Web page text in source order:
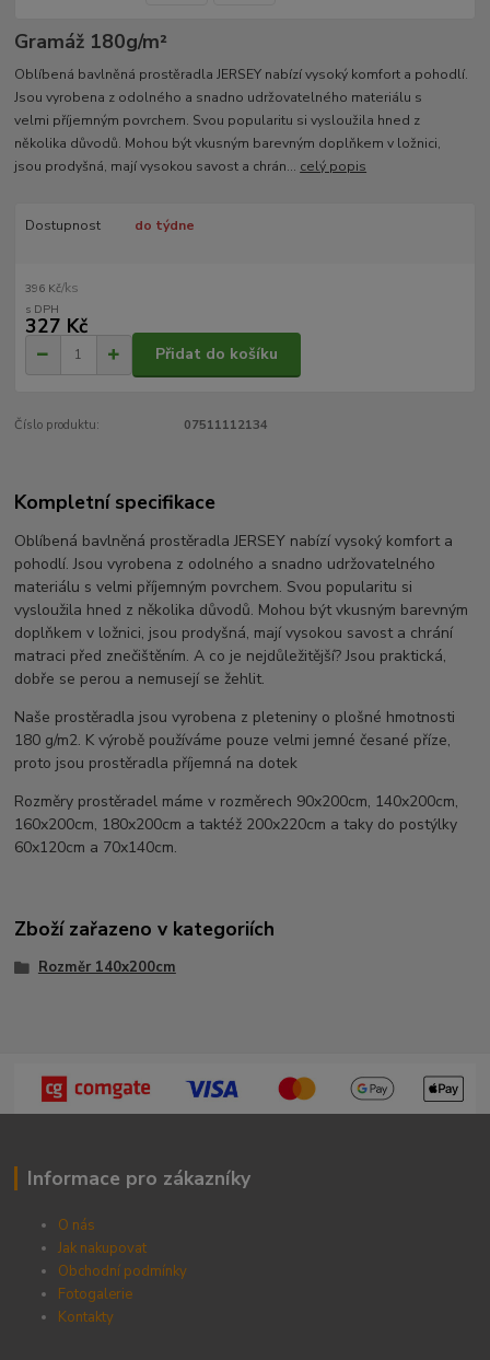
Gramáž 180g/m²­
Oblíbená bavlněná prostěradla JERSEY nabízí vysoký komfort a pohodlí.
Jsou vyrobena z odolného a snadno udržovatelného materiálu s
velmi příjemným povrchem. Svou popularitu si vysloužila hned z
několika důvodů. Mohou být vkusným barevným doplňkem v ložnici,
jsou prodyšná, mají vysokou savost a chrán... celý popis
Dostupnost do týdne
396 Kč/ks
327 Kč
Přidat do košíku
Číslo produktu: 07511112134
Kompletní specifikace
Oblíbená bavlněná prostěradla JERSEY nabízí vysoký komfort a
pohodlí. Jsou vyrobena z odolného a snadno udržovatelného
materiálu s velmi příjemným povrchem. Svou popularitu si
vysloužila hned z několika důvodů. Mohou být vkusným barevným
doplňkem v ložnici, jsou prodyšná, mají vysokou savost a chrání
matraci před znečištěním. A co je nejdůležitější? Jsou praktická,
dobře se perou a nemusejí se žehlit.
Naše prostěradla jsou vyrobena z pleteniny o plošné hmotnosti
180 g/m2. K výrobě používáme pouze velmi jemné česané příze,
proto jsou prostěradla příjemná na dotek
Rozměry prostěradel máme v rozměrech 90x200cm, 140x200cm,
160x200cm, 180x200cm a taktéž 200x220cm a taky do postýlky
60x120cm a 70x140cm.
Zboží zařazeno v kategoriích
Rozměr 140x200cm
Informace pro zákazníky
O nás
Jak nakupovat
Obchodní podmínky
Fotogalerie
Kontakty